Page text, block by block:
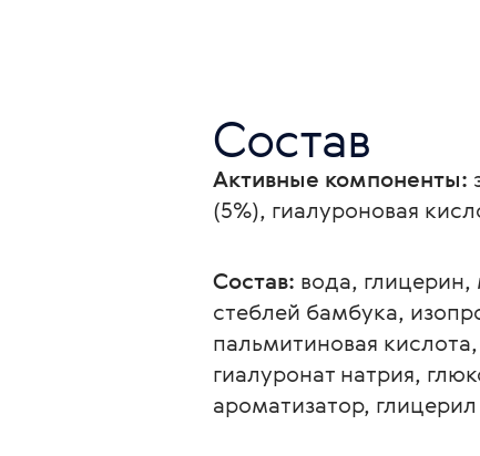
Состав
Активные компоненты:
(5%), гиалуроновая
Состав: вода,
стеблей бамбука,
пальмитиновая
гиалуронат натрия,
ароматизатор,